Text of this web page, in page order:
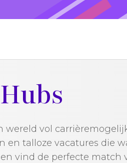
wereld vol
en talloze vacatures die
vind de perfecte match